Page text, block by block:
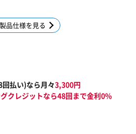
製品仕様を見る
回払い)なら月々3,300円
クレジットなら48回まで金利0%